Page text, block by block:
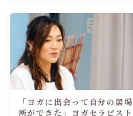
「ヨガに出会って自分の居場
所ができた」ヨガセラピスト